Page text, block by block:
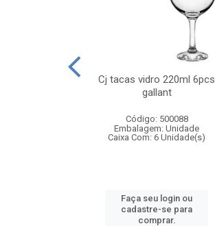
Cj tacas vidro 220ml 6pcs
gallant
Código: 500088
Embalagem: Unidade
Caixa Com: 6 Unidade(s)
Faça seu login ou
cadastre-se para
comprar.